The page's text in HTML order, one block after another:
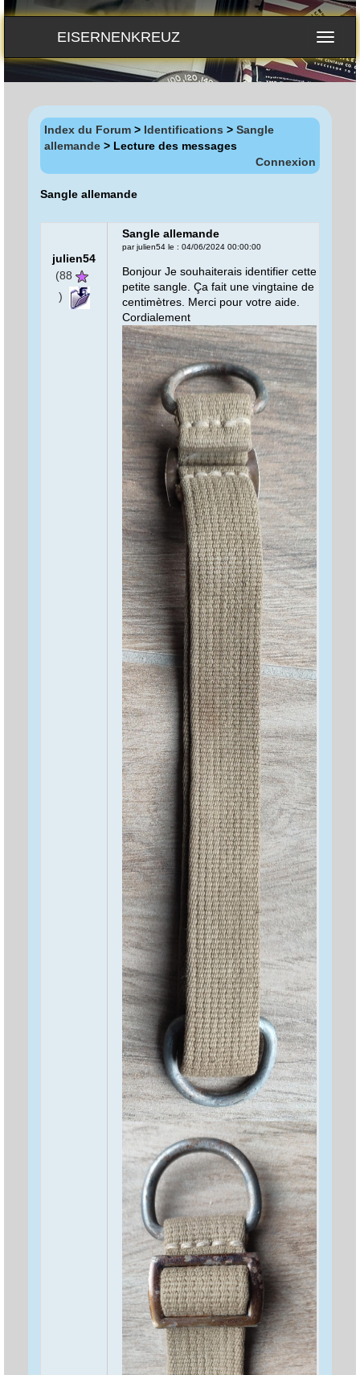
EISERNENKREUZ
Index du Forum > Identifications > Sangle
allemande > Lecture des messages
Connexion
Sangle allemande
julien54
(88
)
Sangle allemande
par julien54 le : 04/06/2024 00:00:00
Bonjour Je souhaiterais identifier cette
petite sangle. Ça fait une vingtaine de
centimètres. Merci pour votre aide.
Cordialement